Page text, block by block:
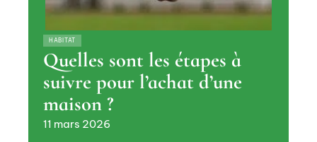
HABITAT
Quelles sont les étapes à
suivre pour l’achat d’une
maison ?
11 mars 2026